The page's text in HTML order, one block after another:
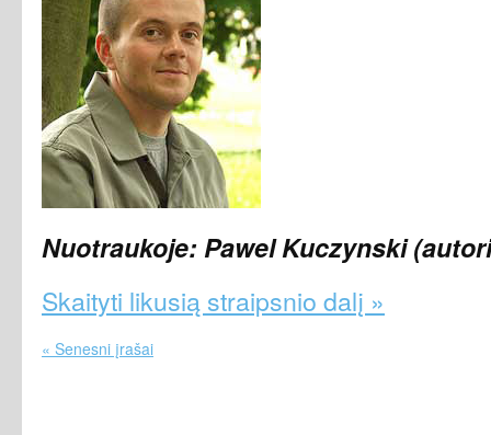
Nuotraukoje: Pawel Kuczynski(
Skaityti likusią straipsnio dalį »
« Senesni įrašai